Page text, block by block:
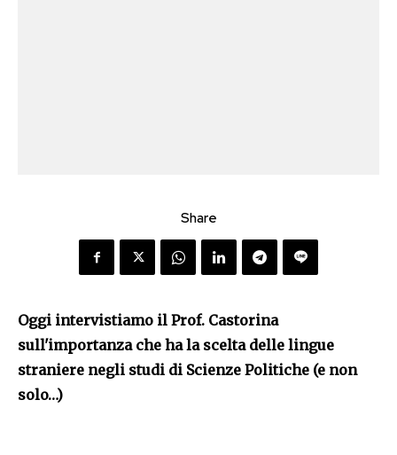
Share
Oggi intervistiamo il Prof. Castorina
sull'importanza che ha la scelta delle lingue
straniere negli studi di Scienze Politiche (e non
solo…)